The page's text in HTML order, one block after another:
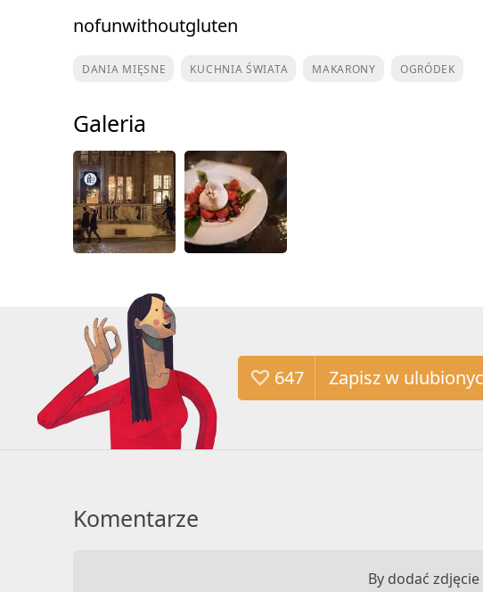
nofunwithoutgluten
DANIA MIĘSNE KUCHNIA ŚWIATA MAKARONY OGRÓDEK
Galeria
647
Komentarze
By dodać